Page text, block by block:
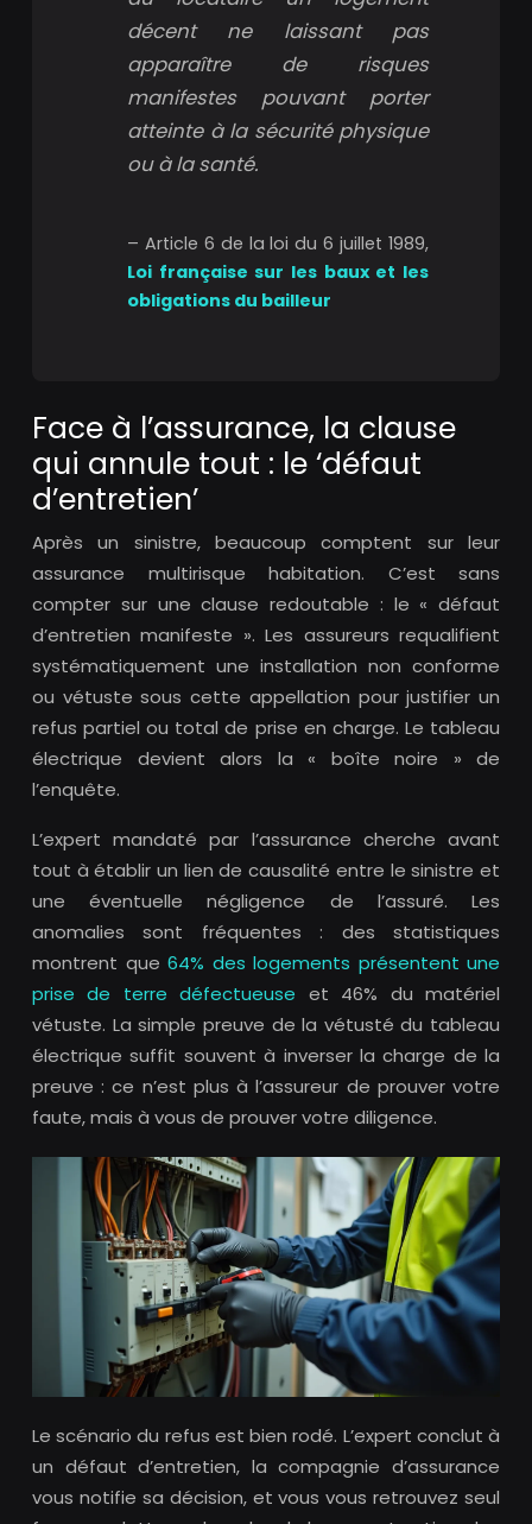
décent ne laissant pas
apparaître de risques
manifestes pouvant porter
atteinte à la sécurité physique
ou à la santé.
– Article 6 de la loi du 6 juillet 1989,
Loi française sur les baux et les
obligations du bailleur
Face à l’assurance, la clause
qui annule tout : le ‘défaut
d’entretien’
Après un sinistre, beaucoup comptent sur leur
assurance multirisque habitation. C’est sans
compter sur une clause redoutable : le « défaut
d’entretien manifeste ». Les assureurs requalifient
systématiquement une installation non conforme
ou vétuste sous cette appellation pour justifier un
refus partiel ou total de prise en charge. Le tableau
électrique devient alors la « boîte noire » de
l’enquête.
L’expert mandaté par l’assurance cherche avant
tout à établir un lien de causalité entre le sinistre et
une éventuelle négligence de l’assuré. Les
anomalies sont fréquentes : des statistiques
montrent que 64% des logements présentent une
prise de terre défectueuse et 46% du matériel
vétuste. La simple preuve de la vétusté du tableau
électrique suffit souvent à inverser la charge de la
preuve : ce n’est plus à l’assureur de prouver votre
faute, mais à vous de prouver votre diligence.
Le scénario du refus est bien rodé. L’expert conclut à
un défaut d’entretien, la compagnie d’assurance
vous notifie sa décision, et vous vous retrouvez seul